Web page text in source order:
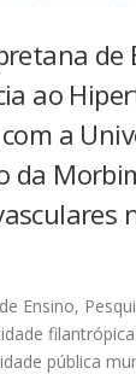
de
ao
a
da
Ensino,
pública